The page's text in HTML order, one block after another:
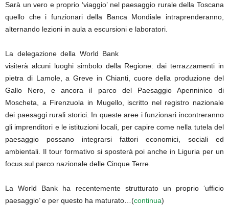
Sarà un vero e proprio ‘viaggio’ nel paesaggio rurale della Toscana
quello che i funzionari della Banca Mondiale intraprenderanno,
alternando lezioni in aula a escursioni e laboratori.
La delegazione della World Bank
visiterà alcuni luoghi simbolo della Regione: dai terrazzamenti in
pietra di Lamole, a Greve in Chianti, cuore della produzione del
Gallo Nero, e ancora il parco del Paesaggio Apenninico di
Moscheta, a Firenzuola in Mugello, iscritto nel registro nazionale
dei paesaggi rurali storici. In queste aree i funzionari incontreranno
gli imprenditori e le istituzioni locali, per capire come nella tutela del
paesaggio possano integrarsi fattori economici, sociali ed
ambientali. Il tour formativo si sposterà poi anche in Liguria per un
focus sul parco nazionale delle Cinque Terre.
La World Bank ha recentemente strutturato un proprio ‘ufficio
paesaggio’ e per questo ha maturato…(continua)